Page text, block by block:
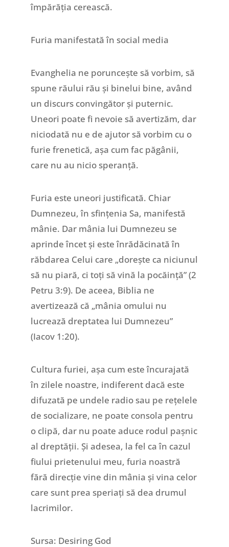
împărăția cerească.
Furia manifestată în social media
Evanghelia ne poruncește să vorbim, să
spune răului rău și binelui bine, având
un discurs convingător și puternic.
Uneori poate fi nevoie să avertizăm, dar
niciodată nu e de ajutor să vorbim cu o
furie frenetică, așa cum fac păgânii,
care nu au nicio speranță.
Furia este uneori justificată. Chiar
Dumnezeu, în sfințenia Sa, manifestă
mânie. Dar mânia lui Dumnezeu se
aprinde încet și este înrădăcinată în
răbdarea Celui care „dorește ca niciunul
să nu piară, ci toți să vină la pocăință” (2
Petru 3:9). De aceea, Biblia ne
avertizează că „mânia omului nu
lucrează dreptatea lui Dumnezeu”
(Iacov 1:20).
Cultura furiei, așa cum este încurajată
în zilele noastre, indiferent dacă este
difuzată pe undele radio sau pe rețelele
de socializare, ne poate consola pentru
o clipă, dar nu poate aduce rodul pașnic
al dreptății. Și adesea, la fel ca în cazul
fiului prietenului meu, furia noastră
fără direcție vine din mânia și vina celor
care sunt prea speriați să dea drumul
lacrimilor.
Sursa: Desiring God